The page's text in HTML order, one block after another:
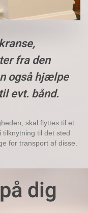
fra den
også hjælpe
evt. bånd.
skal flyttes til et
til det sted
for transport af disse.
dig